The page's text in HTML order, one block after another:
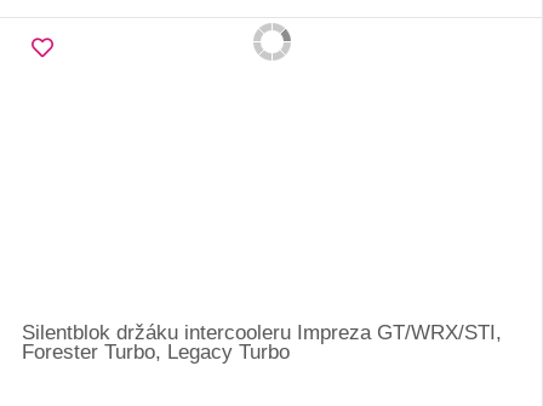
Silentblok držáku intercooleru Impreza GT/WRX/STI,
Forester Turbo, Legacy Turbo